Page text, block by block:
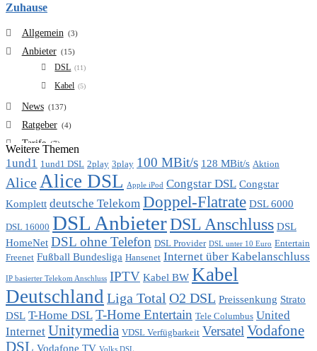
Zuhause
Allgemein (3)
Anbieter (15)
DSL (11)
Kabel (5)
News (137)
Ratgeber (4)
Tarife (7)
VDSL (6)
Vergleich (7)
Weitere Themen
1und1 1und1 DSL 2play 3play 100 MBit/s 128 MBit/s Aktion
AliceAlice DSL Apple iPod Congstar DSL Congstar
Komplett deutsche Telekom Doppel-Flatrate DSL 6000
DSL 16000 DSL AnbieterDSL Anschluss DSL
HomeNet DSL ohne Telefon DSL Provider DSL unter 10 Euro Entertain
Freenet Fußball Bundesliga Hansenet Internet über Kabelanschluss
IP basierter Telekom Anschluss IPTV Kabel BW Kabel
Deutschland Liga Total O2 DSL Preissenkung Strato
DSL T-Home DSL T-Home Entertain Tele Columbus United
Internet Unitymedia VDSL Verfügbarkeit Versatel Vodafone
DSL Vodafone TV Volks DSL